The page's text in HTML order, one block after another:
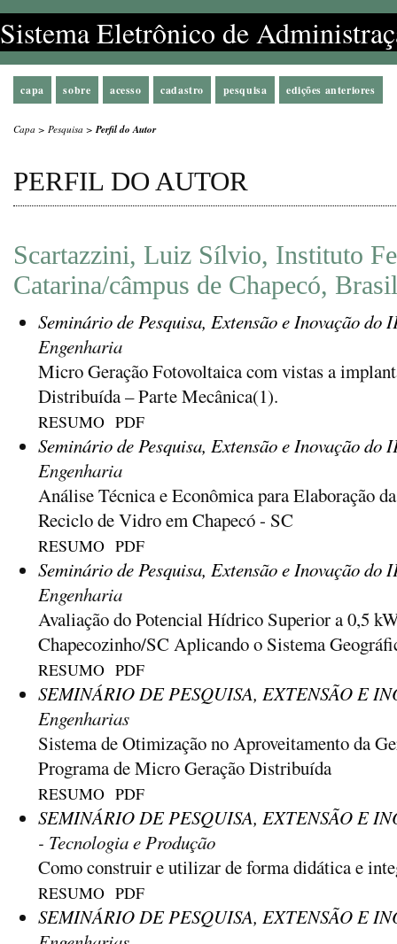
Sistema Eletrônico de
capa sobre acesso cadastro pesquisa edições anteriores
Capa > Pesquisa >Perfil do Autor
PERFIL DO AUTOR
Scartazzini, Luiz Sílvio, Instituto
Catarina/câmpus de Chapecó, Brasil
Seminário de Pesquisa, Extensão e Inovação do
Engenharia
Micro Geração Fotovoltaica com vistas a
Distribuída – Parte Mecânica(1).
RESUMO PDF
Seminário de Pesquisa, Extensão e Inovação do
Engenharia
Análise Técnica e Econômica para Elaboração
Reciclo de Vidro em Chapecó - SC
RESUMO PDF
Seminário de Pesquisa, Extensão e Inovação do
Engenharia
Avaliação do Potencial Hídrico Superior a 0,5
Chapecozinho/SC Aplicando o Sistema
RESUMO PDF
SEMINÁRIO DE PESQUISA, EXTENSÃO E
Engenharias
Sistema de Otimização no Aproveitamento da
Programa de Micro Geração Distribuída
RESUMO PDF
SEMINÁRIO DE PESQUISA, EXTENSÃO E
- Tecnologia e Produção
Como construir e utilizar de forma didática e
RESUMO PDF
SEMINÁRIO DE PESQUISA, EXTENSÃO E